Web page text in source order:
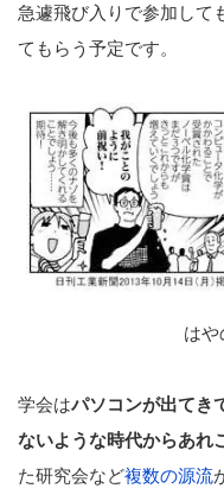
急遽飛び入りで参加して
てもらう予定です。
はや
学会はパソコンが出てき
ないような時代からあれ
た研究会など複数の源流